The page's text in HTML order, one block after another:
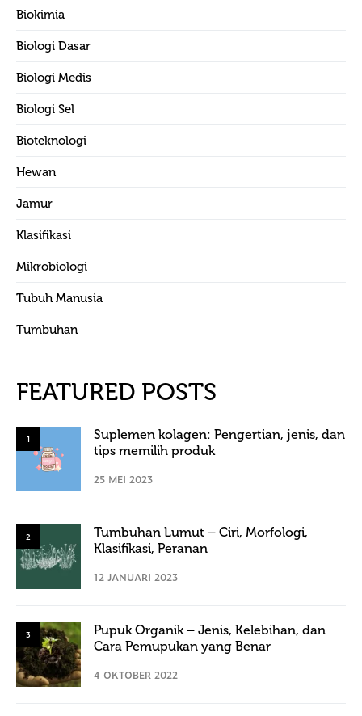
Biokimia
Biologi Dasar
Biologi Medis
Biologi Sel
Bioteknologi
Hewan
Jamur
Klasifikasi
Mikrobiologi
Tubuh Manusia
Tumbuhan
FEATURED POSTS
1
Suplemen kolagen: Pengertian, jenis, dan
tips memilih produk
25 MEI 2023
2
Tumbuhan Lumut – Ciri, Morfologi,
Klasifikasi, Peranan
12 JANUARI 2023
3
Pupuk Organik – Jenis, Kelebihan, dan
Cara Pemupukan yang Benar
4 OKTOBER 2022